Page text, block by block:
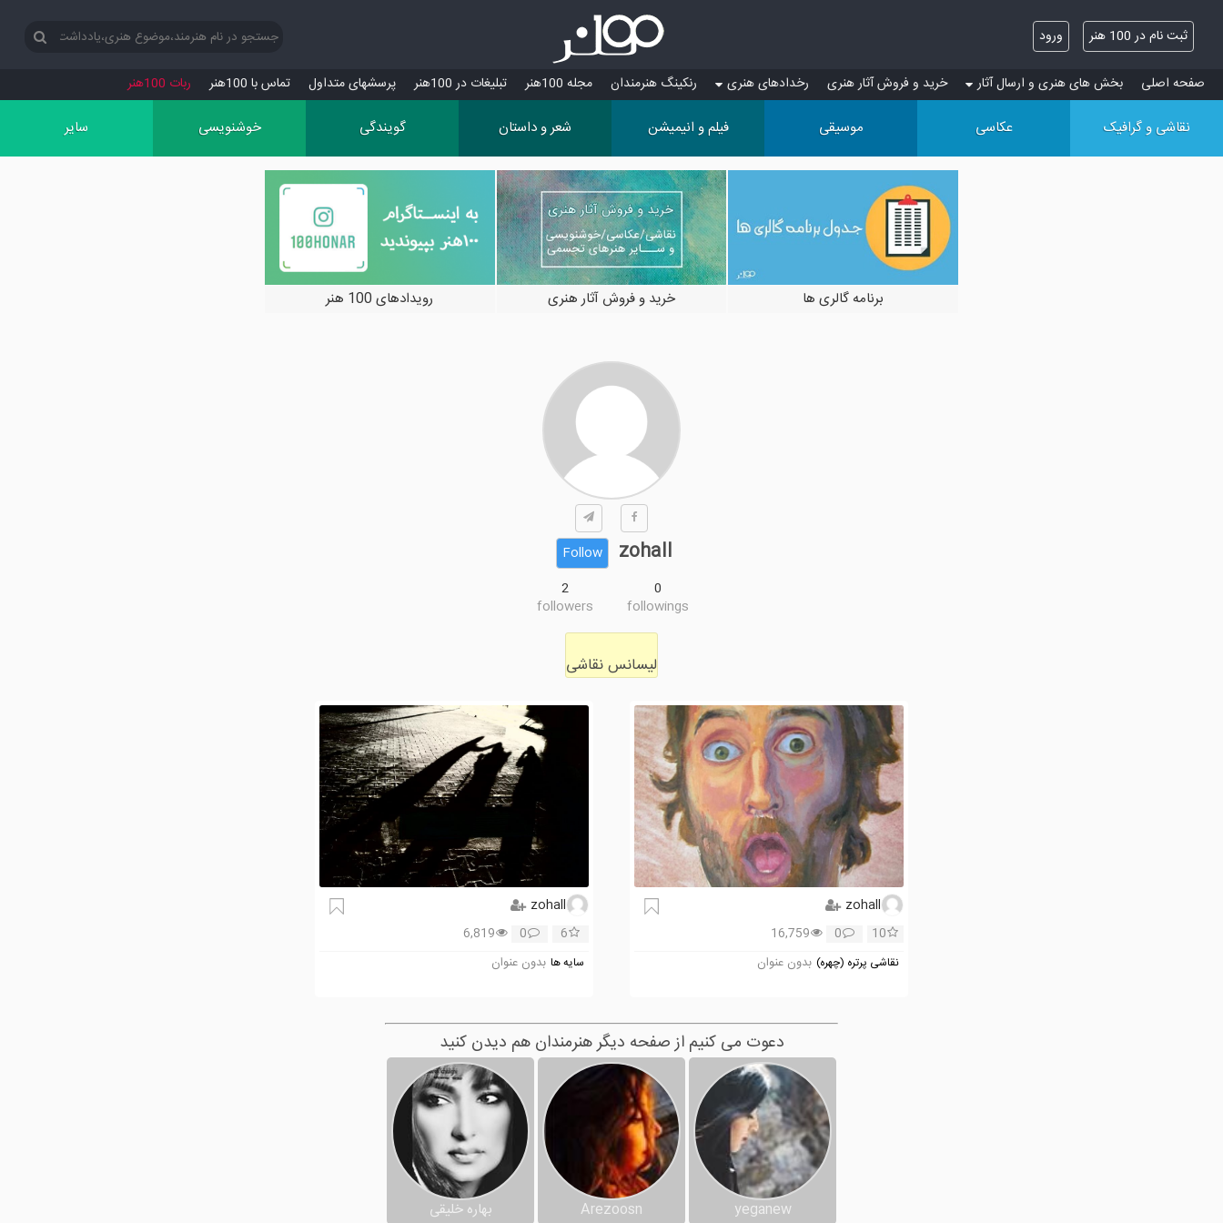
ثبت نام در 100 هنر ورود
صفحه اصلی بخش های هنری و ارسال آثار خرید و فروش آثار هنری رخدادهای هنری رنکینگ هنرمندان مجله 100هنر تبلیغات در 100هنر پرسش‏های متداول تماس با 100هنر ربات 100هنر
نقاشی و گرافیک عکاسی موسیقی فیلم و انیمیشن شعر و داستان گویندگی خوشنویسی سایر
رویدادهای 100 هنر خرید و فروش آثار هنری برنامه گالری ها
zohall
Follow
0
followings
2
followers
لیسانس نقاشی
zohall
10
0
16,759
نقاشی پرتره (چهره) بدون عنوان
zohall
6
0
6,819
سایه ها بدون عنوان
دعوت می کنیم از صفحه دیگر هنرمندان هم دیدن کنید
yeganew
Arezoosn بهاره خلیقی